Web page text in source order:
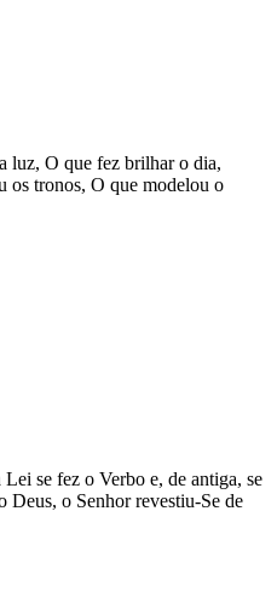
luz, O que fez brilhar o dia,
os tronos, O que modelou o
se fez o Verbo e, de antiga, se
o Senhor revestiu-Se de